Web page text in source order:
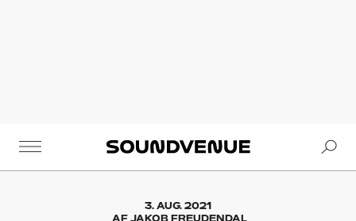
Soundvenue
3. AUG. 2021
AFJAKOB FREUDENDAL